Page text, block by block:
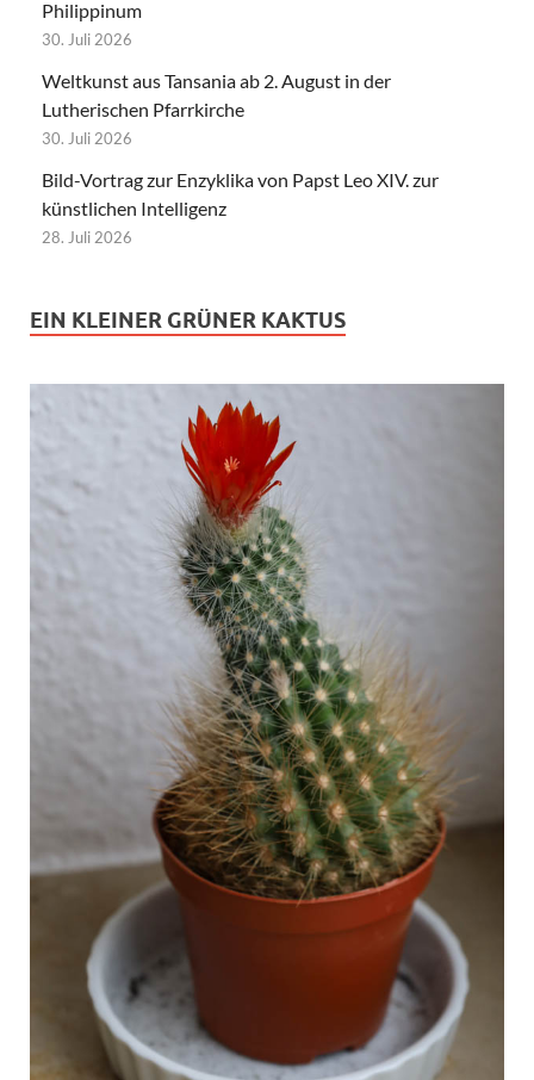
Philippinum
30. Juli 2026
Weltkunst aus Tansania ab 2. August in der
Lutherischen Pfarrkirche
30. Juli 2026
Bild-Vortrag zur Enzyklika von Papst Leo XIV. zur
künstlichen Intelligenz
28. Juli 2026
EIN KLEINER GRÜNER KAKTUS